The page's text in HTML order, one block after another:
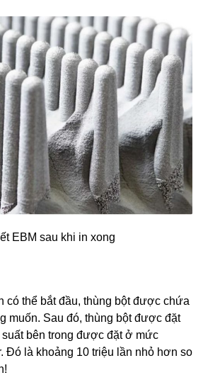
EBM sau khi in xong
có thể bắt đầu, thùng bột được chứa
muốn. Sau đó, thùng bột được đặt
bên trong được đặt ở mức
Đó là khoảng 10 triệu lần nhỏ hơn so